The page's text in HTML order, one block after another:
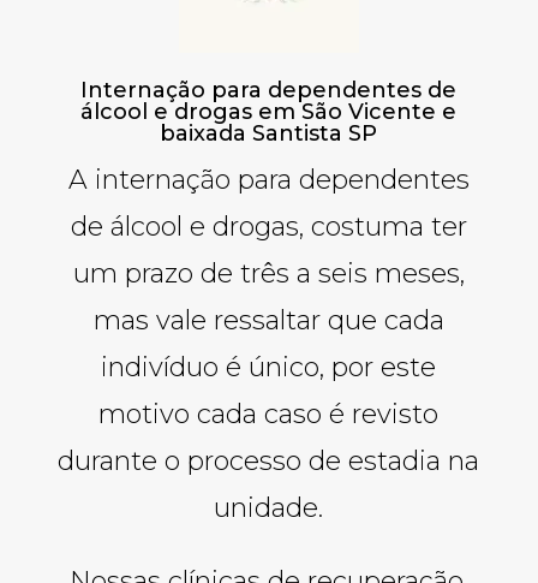
Internação para dependentes de
álcool e drogas em São Vicente e
baixada Santista SP
A internação para dependentes
de álcool e drogas, costuma ter
um prazo de três a seis meses,
mas vale ressaltar que cada
indivíduo é único, por este
motivo cada caso é revisto
durante o processo de estadia na
unidade.